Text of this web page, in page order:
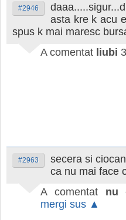
#2946
asta kre k acu
spus k mai maresc
A comentat liubi
#2963
secera si
ca nu mai face
A comentat nu
mergi sus ▲